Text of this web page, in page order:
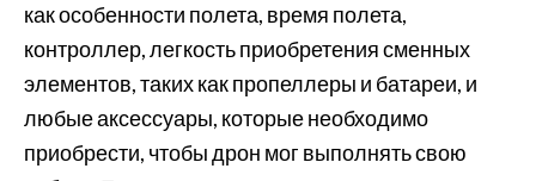
как особенности полета, время полета,
контроллер, легкость приобретения сменных
элементов, таких как пропеллеры и батареи, и
любые аксессуары, которые необходимо
приобрести, чтобы дрон мог выполнять свою